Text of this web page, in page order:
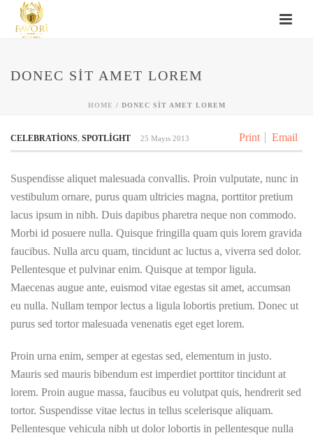
DONEC SIT AMET LOREM
HOME / DONEC SIT AMET LOREM
Print Email
CELEBRATIONS, SPOTLIGHT 25 Mayıs 2013
Suspendisse aliquet malesuada convallis. Proin vulputate, nunc in
vestibulum ornare, purus quam ultricies magna, porttitor pretium
lacus ipsum in nibh. Duis dapibus pharetra neque non commodo.
Morbi id posuere nulla. Quisque fringilla quam quis lorem gravida
faucibus. Nulla arcu quam, tincidunt ac luctus a, viverra sed dolor.
Pellentesque et pulvinar enim. Quisque at tempor ligula.
Maecenas augue ante, euismod vitae egestas sit amet, accumsan
eu nulla. Nullam tempor lectus a ligula lobortis pretium. Donec ut
purus sed tortor malesuada venenatis eget eget lorem.
Proin urna enim, semper at egestas sed, elementum in justo.
Mauris sed mauris bibendum est imperdiet porttitor tincidunt at
lorem. Proin augue massa, faucibus eu volutpat quis, hendrerit sed
tortor. Suspendisse vitae lectus in tellus scelerisque aliquam.
Pellentesque vehicula nibh ut dolor lobortis in pellentesque nulla